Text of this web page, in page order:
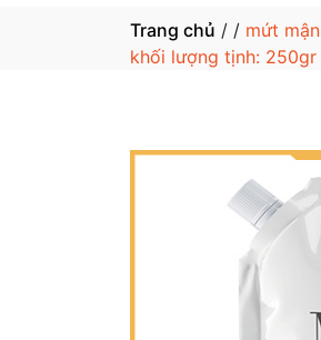
Trang chủ / / mứt mận
khối lượng tịnh: 250gr